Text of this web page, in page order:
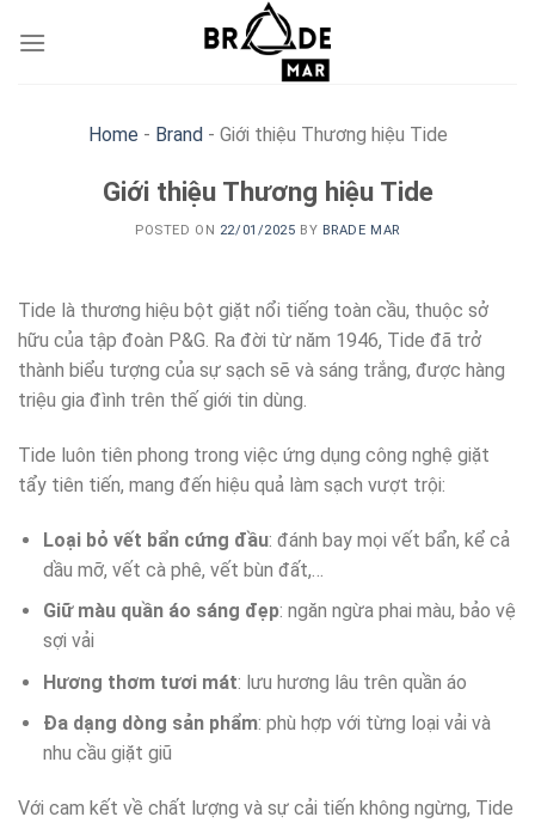
Home - Brand- Giới thiệu Thương hiệu Tide
Giới thiệu Thương hiệu Tide
POSTED ON 22/01/2025 BY BRADE MAR
Tide là thương hiệu bột giặt nổi tiếng toàn cầu, thuộc sở
hữu của tập đoàn P&G. Ra đời từ năm 1946, Tide đã trở
thành biểu tượng của sự sạch sẽ và sáng trắng, được hàng
triệu gia đình trên thế giới tin dùng.
Tide luôn tiên phong trong việc ứng dụng công nghệ giặt
tẩy tiên tiến, mang đến hiệu quả làm sạch vượt trội:
Loại bỏ vết bẩn cứng đầu: đánh bay mọi vết bẩn, kể cả
dầu mỡ, vết cà phê, vết bùn đất,…
Giữ màu quần áo sáng đẹp: ngăn ngừa phai màu, bảo vệ
sợi vải
Hương thơm tươi mát: lưu hương lâu trên quần áo
Đa dạng dòng sản phẩm: phù hợp với từng loại vải và
nhu cầu giặt giũ
Với cam kết về chất lượng và sự cải tiến không ngừng, Tide